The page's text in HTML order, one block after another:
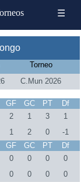
☰
Torneo
C.Mun 2026
GF GC PT
Df
2 1 3
1
1 2 0
-1
GF GC PT
Df
0 0 0
0
0 0 0
0